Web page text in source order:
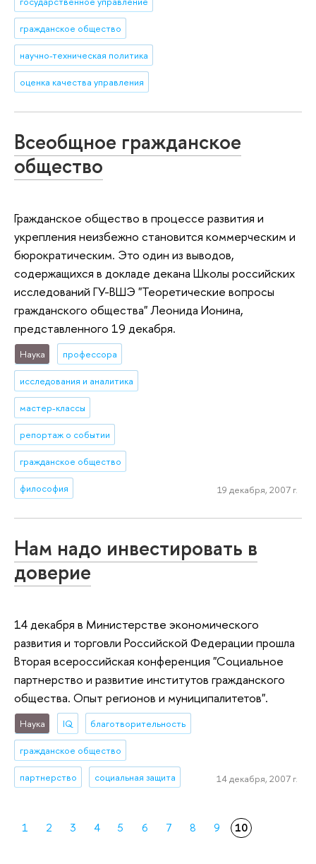
гражданское общество
научно-техническая политика
оценка качества управления
Всеобщное гражданское
общество
Гражданское общество в процессе развития и
укрепления неизбежно становится коммерческим и
бюрократическим. Это один из выводов,
содержащихся в докладе декана Школы российских
исследований ГУ-ВШЭ "Теоретические вопросы
гражданского общества" Леонида Ионина,
представленного 19 декабря.
Наука профессора
исследования и аналитика
мастер-классы
репортаж о событии
гражданское общество
философия 19 декабря, 2007 г.
Нам надо инвестировать в
доверие
14 декабря в Министерстве экономического
развития и торговли Российской Федерации прошла
Вторая всероссийская конференция "Социальное
партнерство и развитие институтов гражданского
общества. Опыт регионов и муниципалитетов".
Наука IQ благотворительность
гражданское общество
партнерство социальная защита 14 декабря, 2007 г.
1 2 3 4 5 6 7 8 9 10